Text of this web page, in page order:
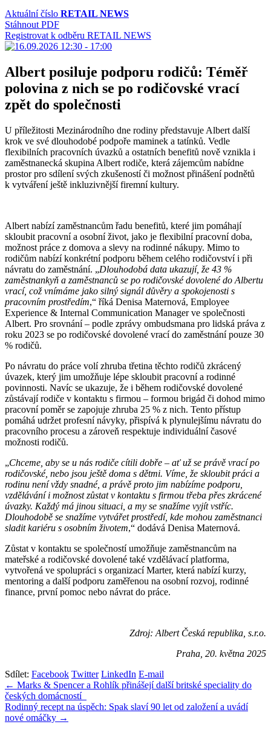
Aktuální číslo RETAIL NEWS
Stáhnout PDF
Registrovat k odběru RETAIL NEWS
Albert posiluje podporu rodičů: Téměř
polovina z nich se po rodičovské vrací
zpět do společnosti
U příležitosti Mezinárodního dne rodiny představuje Albert další
krok ve své dlouhodobé podpoře maminek a tatínků. Vedle
flexibilních pracovních úvazků a ostatních benefitů nově vznikla i
zaměstnanecká skupina Albert rodiče, která zájemcům nabídne
prostor pro sdílení svých zkušeností či možnost přinášení podnětů
k vytváření ještě inkluzivnější firemní kultury.
Albert nabízí zaměstnancům řadu benefitů, které jim pomáhají
skloubit pracovní a osobní život, jako je flexibilní pracovní doba,
možnost práce z domova a slevy na rodinné nákupy. Mimo to
rodičům nabízí konkrétní podporu během celého rodičovství i při
návratu do zaměstnání. „Dlouhodobá data ukazují, že 43 %
zaměstnankyň a zaměstnanců se po rodičovské dovolené do Albertu
vrací, což vnímáme jako silný signál důvěry a spokojenosti s
pracovním prostředím,“ říká Denisa Maternová, Employee
Experience & Internal Communication Manager ve společnosti
Albert. Pro srovnání – podle zprávy ombudsmana pro lidská práva z
roku 2023 se po rodičovské dovolené vrací do zaměstnání pouze 30
% rodičů.
Po návratu do práce volí zhruba třetina těchto rodičů zkrácený
úvazek, který jim umožňuje lépe skloubit pracovní a rodinné
povinnosti. Navíc se ukazuje, že i během rodičovské dovolené
zůstávají rodiče v kontaktu s firmou – formou brigád či dohod mimo
pracovní poměr se zapojuje zhruba 25 % z nich. Tento přístup
pomáhá udržet profesní návyky, přispívá k plynulejšímu návratu do
pracovního procesu a zároveň respektuje individuální časové
možnosti rodičů.
„Chceme, aby se u nás rodiče cítili dobře – ať už se právě vrací po
rodičovské, nebo jsou ještě doma s dětmi. Víme, že skloubit práci a
rodinu není vždy snadné, a právě proto jim nabízíme podporu,
vzdělávání i možnost zůstat v kontaktu s firmou třeba přes zkrácené
úvazky. Každý má jinou situaci, a my se snažíme vyjít vstříc.
Dlouhodobě se snažíme vytvářet prostředí, kde mohou zaměstnanci
sladit kariéru s osobním životem,“ dodává Denisa Maternová.
Zůstat v kontaktu se společností umožňuje zaměstnancům na
mateřské a rodičovské dovolené také vzdělávací platforma,
vytvořená ve spolupráci s organizací Marter, která nabízí kurzy,
mentoring a další podporu zaměřenou na osobní rozvoj, rodinné
finance, první pomoc nebo návrat do práce.
Zdroj: Albert Česká republika, s.r.o.
Praha, 20. května 2025
Sdílet: Facebook Twitter LinkedIn E-mail
Navigace
pro
příspěvek
← Marks & Spencer a Rohlík přinášejí další britské speciality do
českých domácností
Rodinný recept na úspěch: Spak slaví 90 let od založení a uvádí
nové omáčky →